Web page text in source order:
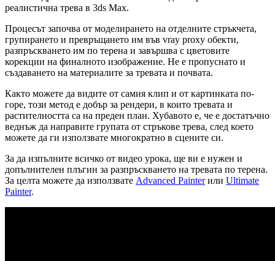
реалистична трева в 3ds Max.
Процесът започва от моделирането на отделните стръкчета,
групирането и превръщането им във vray proxy обекти,
разпръскването им по терена и завършва с цветовите
корекции на финалното изображение. Не е пропуснато и
създаването на материалите за тревата и почвата.
Както можете да видите от самия клип и от картинката по-
горе, този метод е добър за рендери, в които тревата и
растителността са на преден план. Хубавото е, че е достатъчно
веднъж да направите групата от стръкове трева, след което
можете да ги използвате многократно в сцените си.
За да изпълните всичко от видео урока, ще ви е нужен и
допълнителен плъгин за разпръскването на тревата по терена.
За целта можете да използвате Advanced Painterили Ultimate
Painter.